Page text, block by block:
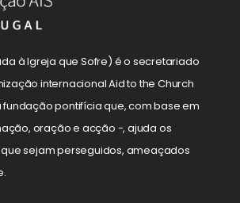
à Igreja que Sofre) é o secretariado
internacional Aid to the Church
fundação pontifícia que, com base em
oração e acção -, ajuda os
sejam perseguidos, ameaçados